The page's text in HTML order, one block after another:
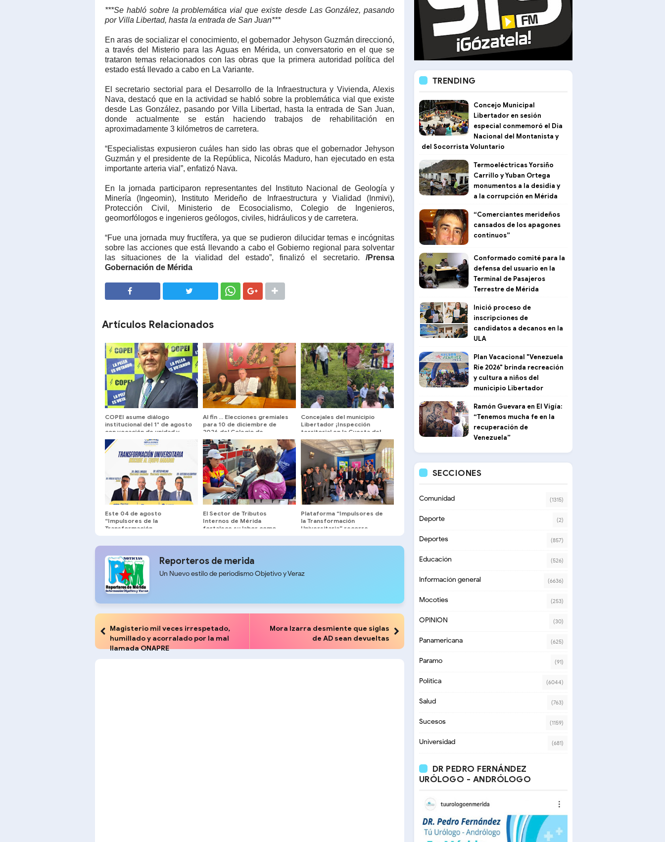
***Se habló sobre la problemática vial que existe desde Las González, pasando
por Villa Libertad, hasta la entrada de San Juan***
En aras de socializar el conocimiento, el gobernador Jehyson Guzmán direccionó,
a través del Misterio para las Aguas en Mérida, un conversatorio en el que se
trataron temas relacionados con las obras que la primera autoridad política del
estado está llevado a cabo en La Variante.
El secretario sectorial para el Desarrollo de la Infraestructura y Vivienda, Alexis
Nava, destacó que en la actividad se habló sobre la problemática vial que existe
desde Las González, pasando por Villa Libertad, hasta la entrada de San Juan,
donde actualmente se están haciendo trabajos de rehabilitación en
aproximadamente 3 kilómetros de carretera.
“Especialistas expusieron cuáles han sido las obras que el gobernador Jehyson
Guzmán y el presidente de la República, Nicolás Maduro, han ejecutado en esta
importante arteria vial”, enfatizó Nava.
En la jornada participaron representantes del Instituto Nacional de Geología y
Minería (Ingeomin), Instituto Merideño de Infraestructura y Vialidad (Inmivi),
Protección Civil, Ministerio de Ecosocialismo, Colegio de Ingenieros,
geomorfólogos e ingenieros geólogos, civiles, hidráulicos y de carretera.
“Fue una jornada muy fructífera, ya que se pudieron dilucidar temas e incógnitas
sobre las acciones que está llevando a cabo el Gobierno regional para solventar
las situaciones de la vialidad del estado”, finalizó el secretario./Prensa
Gobernación de Mérida
Artículos Relacionados
COPEI asume diálogo
institucional del 1° de agosto
con vocación de unidad y
exigencia de resultados
concretos
Al fin … Elecciones gremiales
para 10 de diciembre de
2026 del Colegio de
Abogados de Mérida
Concejales del municipio
Libertador ¡Inspección
territorial en la Cuesta del
Chama!
Este 04 de agosto
“Impulsores de la
Transformación
El Sector de Tributos
Internos de Mérida
fortalece su labor como
Plataforma “Impulsores de
la Transformación
Universitaria” recorre
Reporteros de merida
Un Nuevo estilo de periodismo Objetivo y Veraz
Magisterio mil veces irrespetado,
humillado y acorralado por la mal
llamada ONAPRE
Mora Izarra desmiente que siglas
de AD sean devueltas
TRENDING
Concejo Municipal
Libertador en sesión
especial conmemoró el Dia
Nacional del Montanista y
del Socorrista Voluntario
Termoeléctricas Yorsiño
Carrillo y Yuban Ortega
monumentos a la desidia y
a la corrupción en Mérida
“Comerciantes merideños
cansados de los apagones
continuos”
Conformado comité para la
defensa del usuario en la
Terminal de Pasajeros
Terrestre de Mérida
Inició proceso de
inscripciones de
candidatos a decanos en la
ULA
Plan Vacacional "Venezuela
Ríe 2026" brinda recreación
y cultura a niños del
municipio Libertador
Ramón Guevara en El Vigía:
“Tenemos mucha fe en la
recuperación de
Venezuela”
SECCIONES
Comunidad (1315)
Deporte (2)
Deportes (857)
Educación (526)
Información general (6636)
Mocoties (253)
OPINION (30)
Panamericana (625)
Paramo (91)
Política (6044)
Salud (763)
Sucesos (1159)
Universidad (681)
DR PEDRO FERNÁNDEZ
URÓLOGO - ANDRÓLOGO